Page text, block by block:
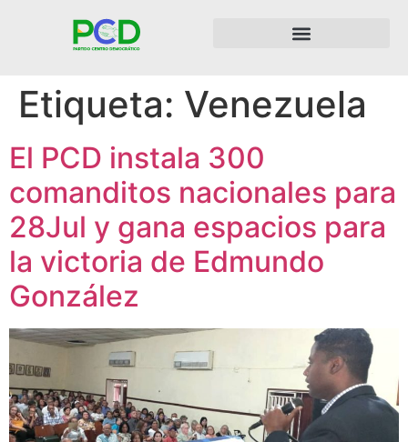
Etiqueta: Venezuela
El PCD instala 300
comanditos nacionales para
28Jul y gana espacios para
la victoria de Edmundo
González